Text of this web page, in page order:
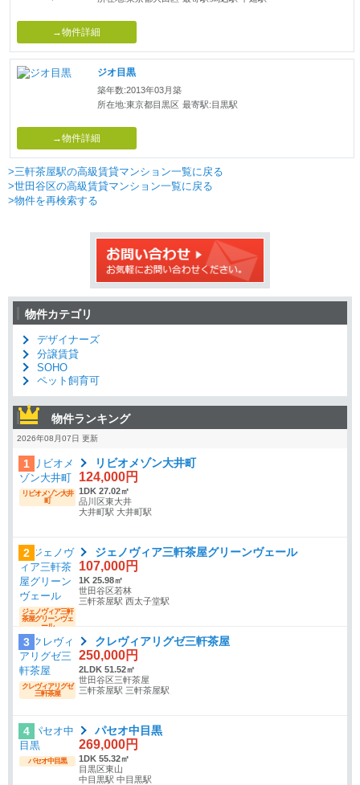
→物件詳細
ジオ目黒
築年数:2013年03月築
所在地:東京都目黒区 最寄駅:目黒駅
→物件詳細
>三軒茶屋駅の高級賃貸マンション一覧に戻る
>世田谷区の高級賃貸マンション一覧に戻る
>物件を再検索する
物件カテゴリ
デザイナーズ
分譲賃貸
SOHO
ペット飼育可
物件ランキング
2026年08月07日 更新
1
リビオメゾン大井
町
リビオメゾン大井町
124,000円
1DK 27.02㎡
品川区東大井
大井町駅 大井町駅
2
ジェノヴィア三軒
茶屋グリーンヴェ
ール
ジェノヴィア三軒茶屋グリーンヴェール
107,000円
1K 25.98㎡
世田谷区若林
三軒茶屋駅 西太子堂駅
3
クレヴィアリグゼ
三軒茶屋
クレヴィアリグゼ三軒茶屋
250,000円
2LDK 51.52㎡
世田谷区三軒茶屋
三軒茶屋駅 三軒茶屋駅
4
パセオ中目黒
パセオ中目黒
269,000円
1DK 55.32㎡
目黒区東山
中目黒駅 中目黒駅